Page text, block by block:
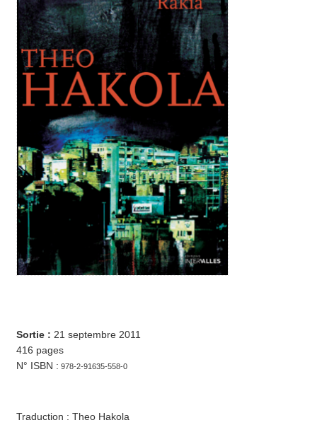
15,99 € –
Sortie : 21 septembre 2011
416 pages
N° ISBN : 978-2-91635-558-0
Traduction : Theo Hakola